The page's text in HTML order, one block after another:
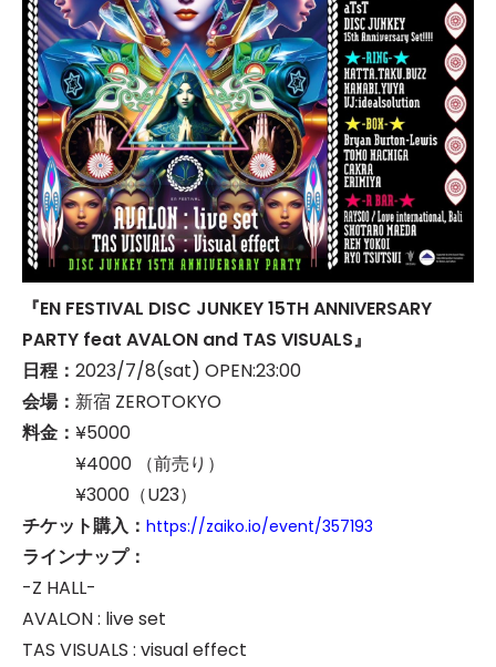
『EN FESTIVAL DISC JUNKEY 15TH ANNIVERSARY
PARTY feat AVALON and TAS VISUALS』
日程： 2023/7/8(sat) OPEN:23:00
会場： 新宿 ZEROTOKYO
料金： ¥5000
¥4000 （前売り）
¥3000（U23）
チケット購入： https://zaiko.io/event/357193
ラインナップ：
-Z HALL-
AVALON : live set
TAS VISUALS : visual effect